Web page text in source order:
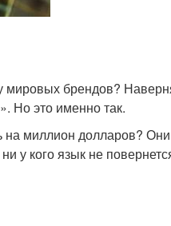
мировых брендов?
Но это именно так.
на миллион долларов? Они
у кого язык не